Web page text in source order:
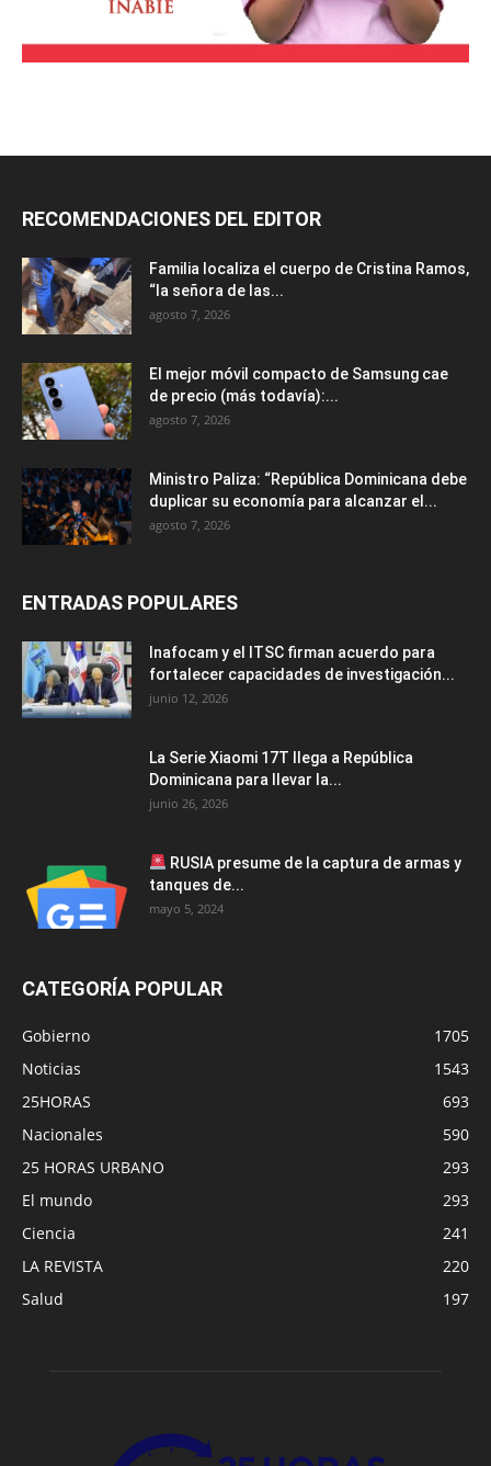
RECOMENDACIONES DEL EDITOR
Familia localiza el cuerpo de Cristina Ramos,
“la señora de las...
agosto 7, 2026
El mejor móvil compacto de Samsung cae
de precio (más todavía):...
agosto 7, 2026
Ministro Paliza: “República Dominicana debe
duplicar su economía para alcanzar el...
agosto 7, 2026
ENTRADAS POPULARES
Inafocam y el ITSC firman acuerdo para
fortalecer capacidades de investigación...
junio 12, 2026
La Serie Xiaomi 17T llega a República
Dominicana para llevar la...
junio 26, 2026
RUSIA presume de la captura de armas y
tanques de...
mayo 5, 2024
CATEGORÍA POPULAR
Gobierno
1705
Noticias
1543
25HORAS
693
Nacionales
590
25 HORAS URBANO
293
El mundo
293
Ciencia
241
LA REVISTA
220
Salud
197